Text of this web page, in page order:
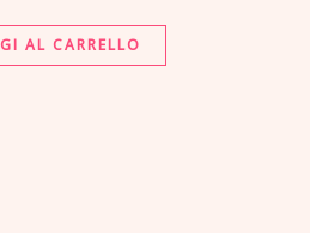
AL CARRELLO